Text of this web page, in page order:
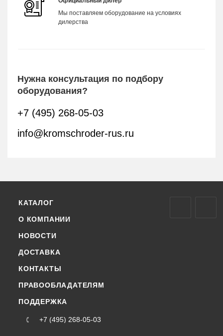
Мы поставляем оборудование на условиях
дилерства
Нужна консультация по подбору
оборудования?
+7 (495) 268-05-03
info@kromschroder-rus.ru
КАТАЛОГ
О КОМПАНИИ
НОВОСТИ
ДОСТАВКА
КОНТАКТЫ
ПРАВООБЛАДАТЕЛЯМ
ПОДДЕРЖКА
+7 (495) 268-05-03